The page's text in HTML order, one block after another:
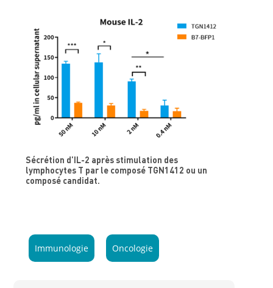
Sécrétion d’IL-2 après stimulation des
lymphocytes T par le composé TGN1412 ou un
composé candidat.
Immunologie Oncologie